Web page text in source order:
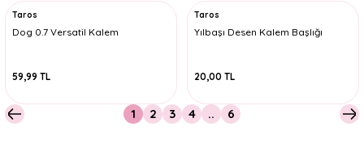
Taros
Dog 0.7 Versatil Kalem
59,99 TL
Taros
Yılbaşı Desen Kalem Başlığı
20,00 TL
1 2 3 4 .. 6